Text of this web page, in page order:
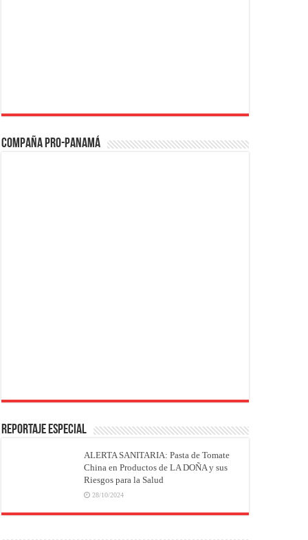
Compaña PRO-Panamá
REPORTAJE ESPECIAL
ALERTA SANITARIA: Pasta de Tomate
China en Productos de LA DOÑA y sus
Riesgos para la Salud
28/10/2024